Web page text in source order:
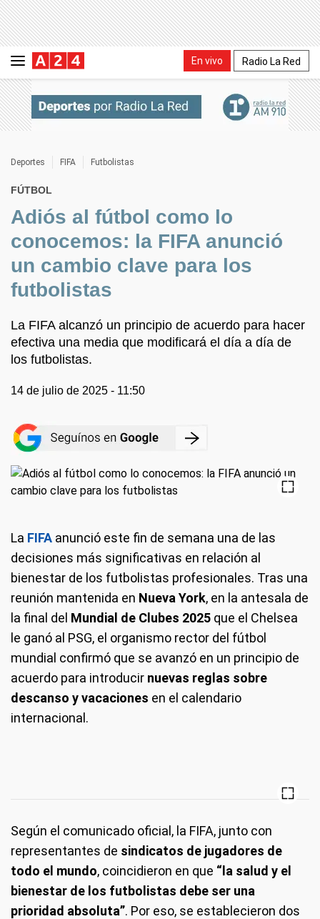
En vivo Radio La Red
Deportes FIFA Futbolistas
FÚTBOL
Adiós al fútbol como lo
conocemos: la FIFA anunció
un cambio clave para los
futbolistas
La FIFA alcanzó un principio de acuerdo para hacer
efectiva una media que modificará el día a día de
los futbolistas.
14 de julio de 2025 - 11:50
La FIFA anunció este fin de semana una de las
decisiones más significativas en relación al
bienestar de los futbolistas profesionales. Tras una
reunión mantenida en Nueva York, en la antesala de
la final del Mundial de Clubes 2025 que el Chelsea
le ganó al PSG, el organismo rector del fútbol
mundial confirmó que se avanzó en un principio de
acuerdo para introducir nuevas reglas sobre
descanso y vacaciones en el calendario
internacional.
Según el comunicado oficial, la FIFA, junto con
representantes de sindicatos de jugadores de
todo el mundo, coincidieron en que “la salud y el
bienestar de los futbolistas debe ser una
prioridad absoluta”. Por eso, se establecieron dos